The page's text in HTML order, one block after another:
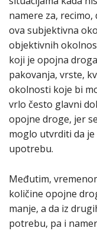
namere za,
ova subjektivna
objektivnih
koji je opojna
pakovanja, vrste,
okolnosti koje bi
vrlo često glavni
opojne droge, jer
moglo utvrditi da
upotrebu.
Međutim,
količine opojne
manje, a da iz
potrebu, pa i